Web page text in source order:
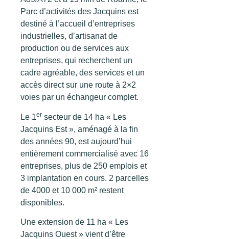
Parc d’activités des Jacquins est
destiné à l’accueil d’entreprises
industrielles, d’artisanat de
production ou de services aux
entreprises, qui recherchent un
cadre agréable, des services et un
accès direct sur une route à 2×2
voies par un échangeur complet.
Le 1er secteur de 14 ha « Les
Jacquins Est », aménagé à la fin
des années 90, est aujourd’hui
entièrement commercialisé avec 16
entreprises, plus de 250 emplois et
3 implantation en cours. 2 parcelles
de 4000 et 10 000 m² restent
disponibles.
Une extension de 11 ha « Les
Jacquins Ouest » vient d’être